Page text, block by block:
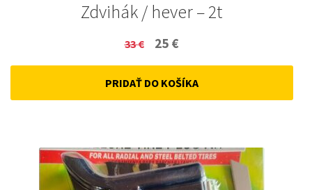
Zdvihák / hever – 2t
33€
Original
price
was:
25 €
price
is:
PRIDAŤ DO KOŠÍKA